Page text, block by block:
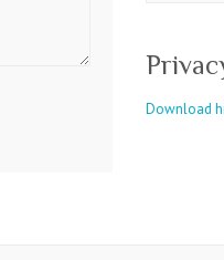
Download